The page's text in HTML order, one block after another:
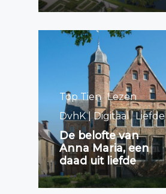
Top Tien Lezen
DvhK | Digitaal Liefde
De belofte van
Anna Maria, een
daad uit liefde